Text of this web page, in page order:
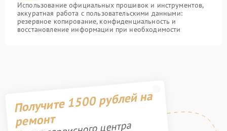
Использование официальных прошивок и инструментов,
аккуратная работа с пользовательскими данными:
резервное копирование, конфиденциальность и
восстановление информации при необходимости
Получите 1500 рублей на
ремонт